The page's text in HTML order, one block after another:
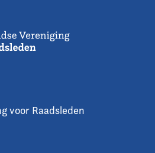
voor Raadsleden